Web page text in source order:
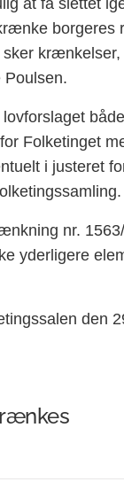
at få slettet
borgeres
Poulsen.
Folketinget
i justeret
nr.
yderligere
den